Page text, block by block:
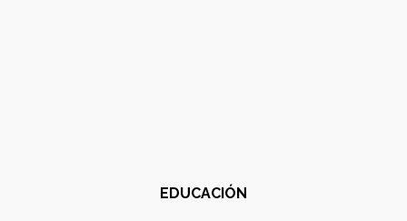
EDUCACIÓN